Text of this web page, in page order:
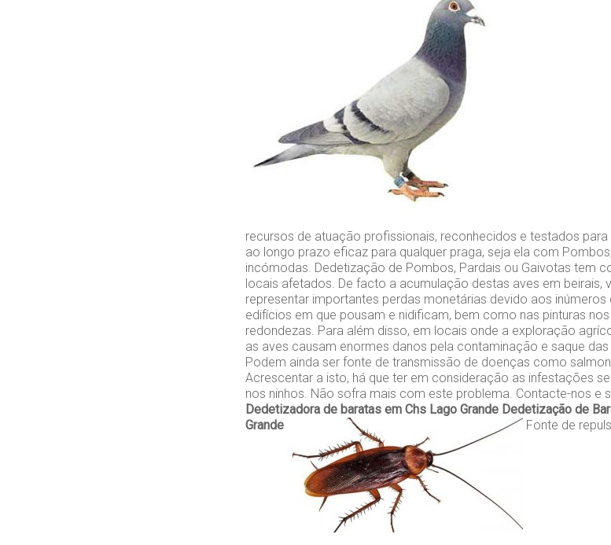
recursos de atuação profissionais, reconhecidos e testados
ao longo prazo eficaz para qualquer praga, seja ela com
incómodas. Dedetização de Pombos, Pardais ou Gaivotas tem
locais afetados. De facto a acumulação destas aves em beirais,
representar importantes perdas monetárias devido aos
edifícios em que pousam e nidificam, bem como nas pinturas
redondezas. Para além disso, em locais onde a exploração
as aves causam enormes danos pela contaminação e saque
Podem ainda ser fonte de transmissão de doenças como
Acrescentar a isto, há que ter em consideração as infestações
nos ninhos. Não sofra mais com este problema. Contacte-nos e
Dedetizadora de baratas em Chs Lago Grande Dedetização de
Grande
Fonte de